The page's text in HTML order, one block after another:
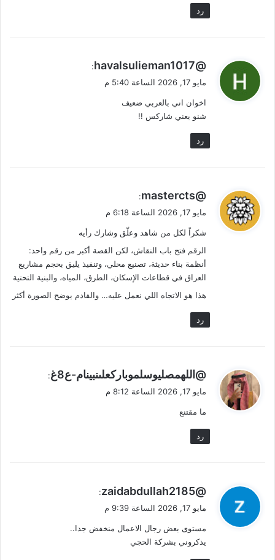
رد
ي
ل
@havalsulieman1017
:
مايو 17, 2026 الساعة 5:40 م
اخوان اني بالعربي ضعيف
شنو يعني شاركس !!
رد
ي
ل
@mastercts
:
مايو 17, 2026 الساعة 6:18 م
شكراً لكل من شاهد وعلّق وشارك رأيه
الرقم فتح باب النقاش، لكن القصة أكبر من رقم واحد:
أنظمة بناء حديثة، تصنيع محلي، وتنفيذ يليق بحجم مشاريع
العراق في قطاعات الإسكان، الطرق، المياه، والبنية التحتية
هذا هو الاتجاه اللي نعمل عليه… والقادم يوضح الصورة أكثر
رد
ي
ل
@اللهمصليوسلموباركعلىنبينام-ع8غ
:
مايو 17, 2026 الساعة 8:12 م
ما مقتنع
رد
ي
ل
@zaidabdullah2185
:
مايو 17, 2026 الساعة 9:39 م
مستوى بعض رجال الاعمال منخفض جدا..
يذكروني بشركة الحجي